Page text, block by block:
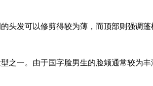
头发可以修剪得较为薄，而顶部则强调
之一。由于国字脸男生的脸颊通常较为